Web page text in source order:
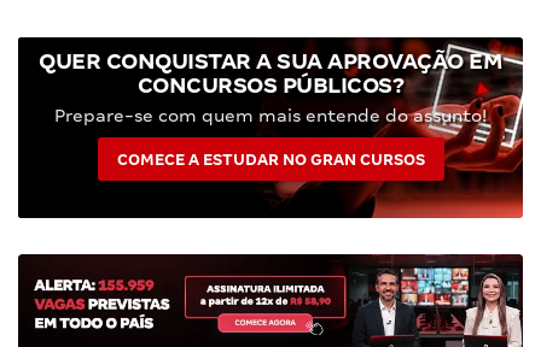
QUER CONQUISTAR A SUA APROVAÇÃO EM
CONCURSOS PÚBLICOS?
Prepare-se com quem mais entende do assunto!
COMECE A ESTUDAR NO GRAN CURSOS